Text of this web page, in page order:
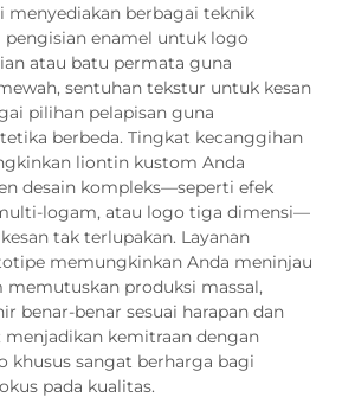
menyediakan berbagai teknik
pengisian enamel untuk logo
atau batu permata guna
sentuhan tekstur untuk kesan
pilihan pelapisan guna
berbeda. Tingkat kecanggihan
liontin kustom Anda
desain kompleks—seperti efek
logam, atau logo tiga dimensi—
tak terlupakan. Layanan
memungkinkan Anda meninjau
memutuskan produksi massal,
benar-benar sesuai harapan dan
menjadikan kemitraan dengan
khusus sangat berharga bagi
pada kualitas.